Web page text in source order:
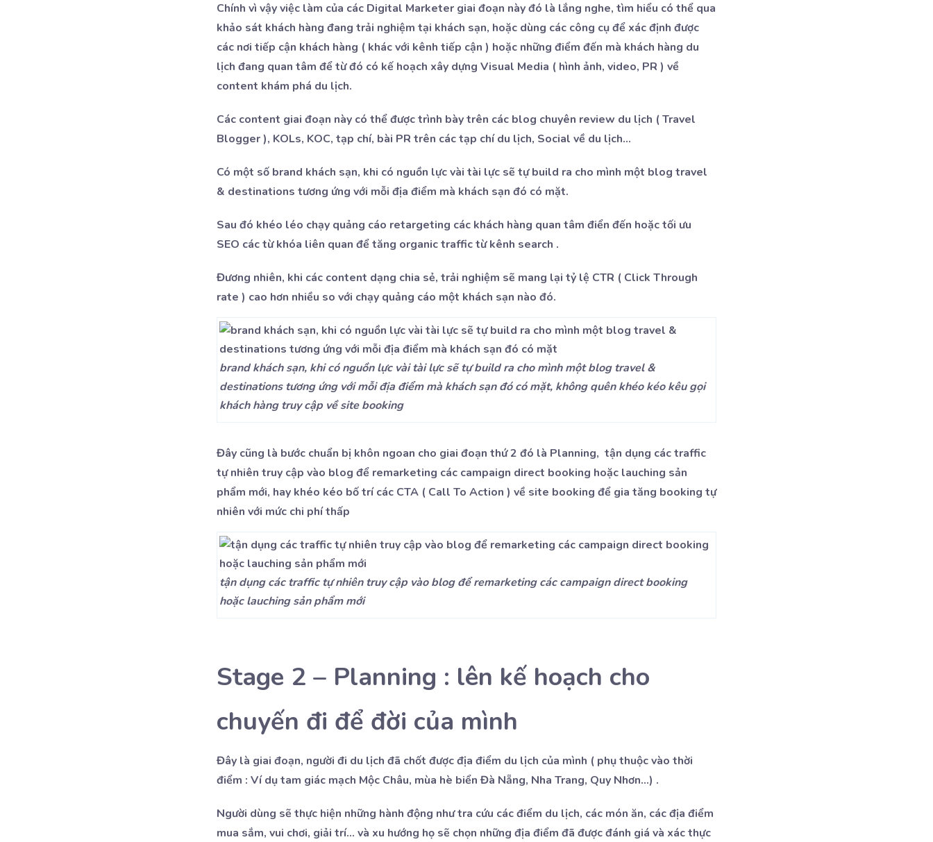
Chính vì vậy việc làm của các Digital Marketer giai đoạn này đó là lắng nghe, tìm hiểu có thể qua
khảo sát khách hàng đang trải nghiệm tại khách sạn, hoặc dùng các công cụ để xác định được
các nơi tiếp cận khách hàng ( khác với kênh tiếp cận ) hoặc những điểm đến mà khách hàng du
lịch đang quan tâm để từ đó có kế hoạch xây dựng Visual Media ( hình ảnh, video, PR ) về
content khám phá du lịch.
Các content giai đoạn này có thể được trình bày trên các blog chuyên review du lịch ( Travel
Blogger ), KOLs, KOC, tạp chí, bài PR trên các tạp chí du lịch, Social về du lịch…
Có một số brand khách sạn, khi có nguồn lực vài tài lực sẽ tự build ra cho mình một blog travel
& destinations tương ứng với mỗi địa điểm mà khách sạn đó có mặt.
Sau đó khéo léo chạy quảng cáo retargeting các khách hàng quan tâm điển đến hoặc tối ưu
SEO các từ khóa liên quan để tăng organic traffic từ kênh search .
Đương nhiên, khi các content dạng chia sẻ, trải nghiệm sẽ mang lại tỷ lệ CTR ( Click Through
rate ) cao hơn nhiều so với chạy quảng cáo một khách sạn nào đó.
brand khách sạn, khi có nguồn lực vài tài lực sẽ tự build ra cho mình một blog travel &
destinations tương ứng với mỗi địa điểm mà khách sạn đó có mặt, không quên khéo kéo kêu gọi
khách hàng truy cập về site booking
Đây cũng là bước chuẩn bị khôn ngoan cho giai đoạn thứ 2 đó là Planning, tận dụng các traffic
tự nhiên truy cập vào blog để remarketing các campaign direct booking hoặc lauching sản
phẩm mới, hay khéo kéo bố trí các CTA ( Call To Action ) về site booking để gia tăng booking tự
nhiên với mức chi phí thấp
tận dụng các traffic tự nhiên truy cập vào blog để remarketing các campaign direct booking
hoặc lauching sản phẩm mới
Stage 2 – Planning : lên kế hoạch cho
chuyến đi để đời của mình
Đây là giai đoạn, người đi du lịch đã chốt được địa điểm du lịch của mình ( phụ thuộc vào thời
điểm : Ví dụ tam giác mạch Mộc Châu, mùa hè biển Đà Nẵng, Nha Trang, Quy Nhơn…) .
Người dùng sẽ thực hiện những hành động như tra cứu các điểm du lịch, các món ăn, các địa điểm
mua sắm, vui chơi, giải trí… và xu hướng họ sẽ chọn những địa điểm đã được đánh giá và xác thực